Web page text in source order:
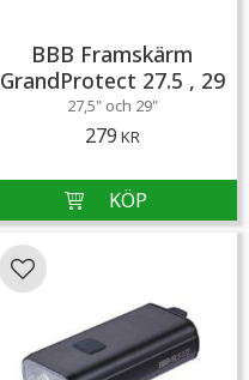
BBB Framskärm
GrandProtect 27.5 , 29
27,5" och 29"
279 KR
Lägg till i favoriter